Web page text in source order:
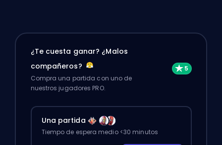
¿Te cuesta ganar? ¿Malos
compañeros?
Compra una partida con uno de
nuestros jugadores PRO.
Una partida
Tiempo de espera medio <30 minutos